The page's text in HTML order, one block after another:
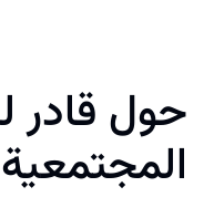
حول قادر
المجتمعية